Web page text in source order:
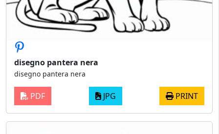
disegno pantera nera
disegno pantera nera
PDF JPG PRINT